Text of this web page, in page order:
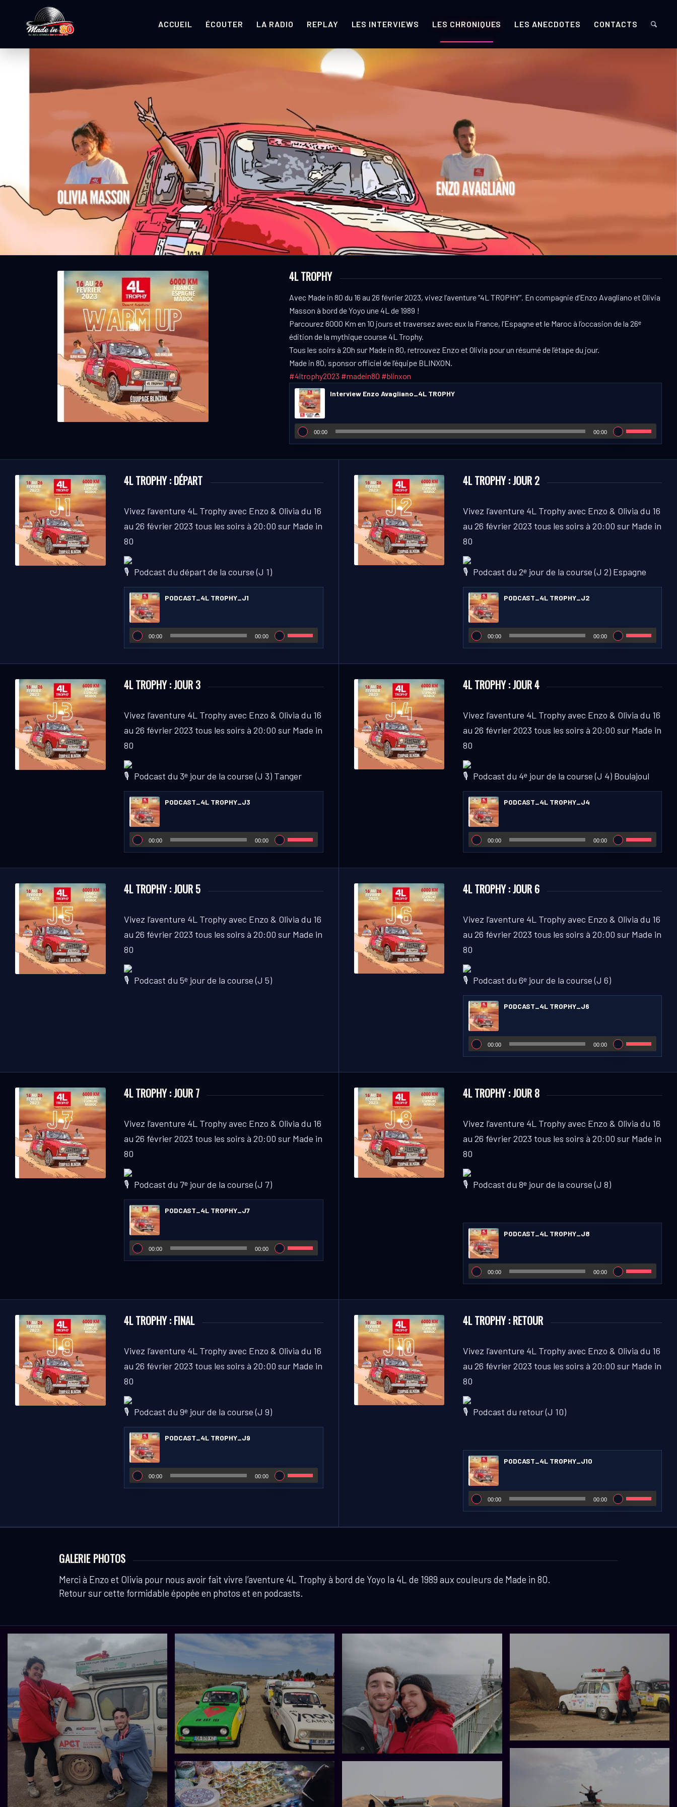
ACCUEIL ÉCOUTER LA RADIO REPLAY LES INTERVIEWS LES CHRONIQUES LES ANECDOTES CONTACTS
4L TROPHY
Avec Made in 80 du 16 au 26 février 2023, vivez l’aventure “4L TROPHY”. En compagnie d’Enzo Avagliano et Olivia
Masson à bord de Yoyo une 4L de 1989 !
Parcourez 6000 Km en 10 jours et traversez avec eux la France, l’Espagne et le Maroc à l’occasion de la 26ᵉ
édition de la mythique course 4L Trophy.
Tous les soirs à 20h sur Made in 80, retrouvez Enzo et Olivia pour un résumé de l’étape du jour.
Made in 80, sponsor officiel de l’équipe BLINXON.
#4ltrophy2023 #madein80 #blinxon
Interview Enzo Avagliano_4L TROPHY
00:00 00:00
4L TROPHY : DÉPART
Vivez l’aventure 4L Trophy avec Enzo & Olivia du 16
au 26 février 2023 tous les soirs à 20:00 sur Made in
80
Podcast du départ de la course (J 1)
PODCAST_4L TROPHY_J1
00:00 00:00
4L TROPHY : JOUR 2
Vivez l’aventure 4L Trophy avec Enzo & Olivia du 16
au 26 février 2023 tous les soirs à 20:00 sur Made in
80
Podcast du 2ᵉ jour de la course (J 2) Espagne
PODCAST_4L TROPHY_J2
00:00 00:00
4L TROPHY : JOUR 3
Vivez l’aventure 4L Trophy avec Enzo & Olivia du 16
au 26 février 2023 tous les soirs à 20:00 sur Made in
80
Podcast du 3ᵉ jour de la course (J 3) Tanger
PODCAST_4L TROPHY_J3
00:00 00:00
4L TROPHY : JOUR 4
Vivez l’aventure 4L Trophy avec Enzo & Olivia du 16
au 26 février 2023 tous les soirs à 20:00 sur Made in
80
Podcast du 4ᵉ jour de la course (J 4) Boulajoul
PODCAST_4L TROPHY_J4
00:00 00:00
4L TROPHY : JOUR 5
Vivez l’aventure 4L Trophy avec Enzo & Olivia du 16
au 26 février 2023 tous les soirs à 20:00 sur Made in
80
Podcast du 5ᵉ jour de la course (J 5)
4L TROPHY : JOUR 6
Vivez l’aventure 4L Trophy avec Enzo & Olivia du 16
au 26 février 2023 tous les soirs à 20:00 sur Made in
80
Podcast du 6ᵉ jour de la course (J 6)
PODCAST_4L TROPHY_J6
00:00 00:00
4L TROPHY : JOUR 7
Vivez l’aventure 4L Trophy avec Enzo & Olivia du 16
au 26 février 2023 tous les soirs à 20:00 sur Made in
80
Podcast du 7ᵉ jour de la course (J 7)
PODCAST_4L TROPHY_J7
00:00 00:00
4L TROPHY : JOUR 8
Vivez l’aventure 4L Trophy avec Enzo & Olivia du 16
au 26 février 2023 tous les soirs à 20:00 sur Made in
80
Podcast du 8ᵉ jour de la course (J 8)
PODCAST_4L TROPHY_J8
00:00 00:00
4L TROPHY : FINAL
Vivez l’aventure 4L Trophy avec Enzo & Olivia du 16
au 26 février 2023 tous les soirs à 20:00 sur Made in
80
Podcast du 9ᵉ jour de la course (J 9)
PODCAST_4L TROPHY_J9
00:00 00:00
4L TROPHY : RETOUR
Vivez l’aventure 4L Trophy avec Enzo & Olivia du 16
au 26 février 2023 tous les soirs à 20:00 sur Made in
80
Podcast du retour (J 10)
PODCAST_4L TROPHY_J10
00:00 00:00
GALERIE PHOTOS
Merci à Enzo et Olivia pour nous avoir fait vivre l’aventure 4L Trophy à bord de Yoyo la 4L de 1989 aux couleurs de Made in 80.
Retour sur cette formidable épopée en photos et en podcasts.